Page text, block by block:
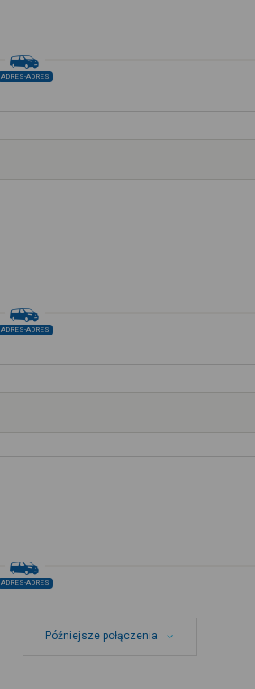
ADRES-ADRES
ADRES-ADRES
ADRES-ADRES
Późniejsze połączenia